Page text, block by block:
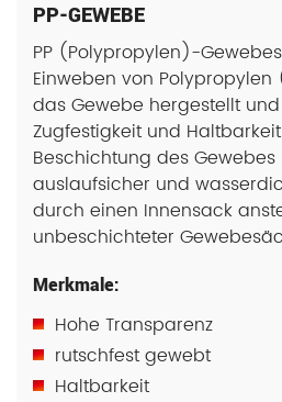
PP-GEWEBE
PP (Polypropylen)-
Einweben von
das Gewebe hergestellt
Zugfestigkeit und
Beschichtung des
auslaufsicher und
durch einen Innensack
unbeschichteter
Merkmale:
Hohe Transparenz
rutschfest gewebt
Haltbarkeit